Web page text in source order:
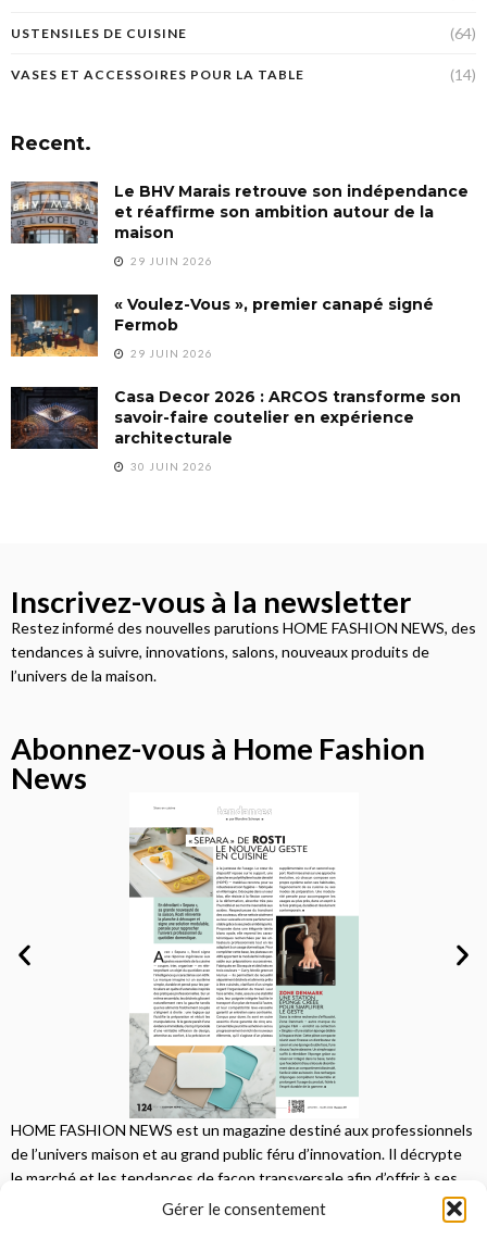
Gérer le consentement
USTENSILES DE CUISINE (64)
VASES ET ACCESSOIRES POUR LA TABLE (14)
Recent.
Le BHV Marais retrouve son indépendance
et réaffirme son ambition autour de la
maison
29 JUIN 2026
« Voulez-Vous », premier canapé signé
Fermob
29 JUIN 2026
Casa Decor 2026 : ARCOS transforme son
savoir-faire coutelier en expérience
architecturale
30 JUIN 2026
Inscrivez-vous à la newsletter
Restez informé des nouvelles parutions HOME FASHION NEWS, des
tendances à suivre, innovations, salons, nouveaux produits de
l’univers de la maison.
Abonnez-vous à Home Fashion
News
HOME FASHION NEWS est un magazine destiné aux professionnels
de l’univers maison et au grand public féru d’innovation. Il décrypte
le marché et les tendances de façon transversale afin d’offrir à ses
lecteurs une vision complète.